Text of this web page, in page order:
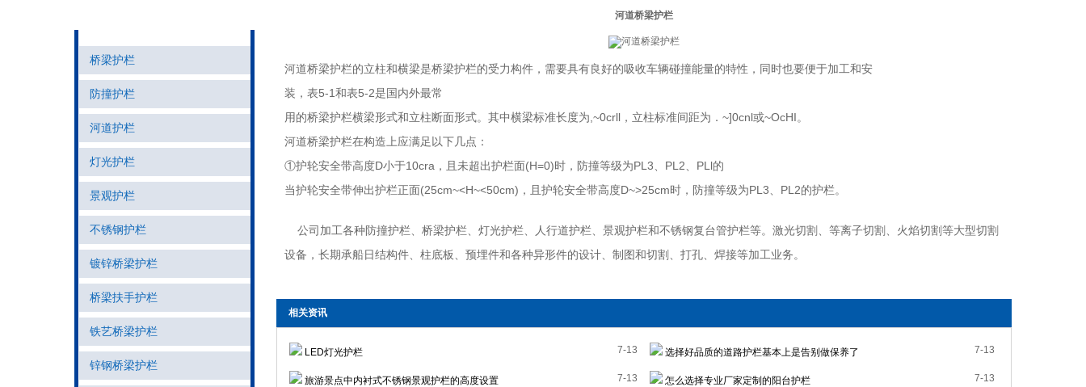
桥梁护栏
防撞护栏
河道护栏
灯光护栏
景观护栏
不锈钢护栏
镀锌桥梁护栏
桥梁扶手护栏
铁艺桥梁护栏
锌钢桥梁护栏
河道桥梁护栏
河道桥梁护栏的立柱和横梁是桥梁护栏的受力构件，需要具有良好的吸收车辆碰撞能量的特性，同时也要便于加工和安
装，表5-1和表5-2是国内外最常
用的桥梁护栏横梁形式和立柱断面形式。其中横梁标准长度为,~0crll，立柱标准间距为．~]0cnl或~OcHI。
河道桥梁护栏在构造上应满足以下几点：
①护轮安全带高度D小于10cra，且未超出护栏面(H=0)时，防撞等级为PL3、PL2、PLl的
当护轮安全带伸出护栏正面(25cm~<H~<50cm)，且护轮安全带高度D~>25cm时，防撞等级为PL3、PL2的护栏。
公司加工各种防撞护栏、桥梁护栏、灯光护栏、人行道护栏、景观护栏和不锈钢复台管护栏等。激光切割、等离子切割、火焰切割等大型切割
设备，长期承船日结构件、柱底板、预埋件和各种异形件的设计、制图和切割、打孔、焊接等加工业务。
相关资讯
LED灯光护栏 7-13 选择好品质的道路护栏基本上是告别做保养了 7-13
旅游景点中内衬式不锈钢景观护栏的高度设置 7-13 怎么选择专业厂家定制的阳台护栏 7-13